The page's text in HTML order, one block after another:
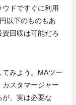
ドですぐに利用
以下のものもあ
回収は可能だろ
みよう。MAツー
スタマージャー
、実は必要な